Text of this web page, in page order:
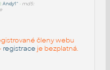
Andy1^ • md5:
členy webu
registrace je bezplatná.